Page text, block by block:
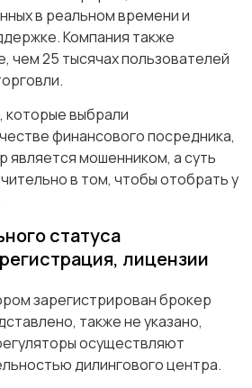
в реальном времени и
Компания также
чем 25 тысячах пользователей
выбрали
финансового посредника,
является мошенником, а суть
в том, чтобы отобрать у
статуса
лицензии
зарегистрирован брокер
также не указано,
осуществляют
дилингового центра.